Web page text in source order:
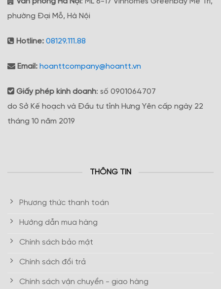
phường Đại Mỗ, Hà Nội
Hotline: 08129.111.88
Email: hoanttcompany@hoantt.vn
Giấy phép kinh doanh: số 0901064707
do Sở Kế hoạch và Đầu tư tỉnh Hưng Yên cấp ngày 22
tháng 10 năm 2019
THÔNG TIN
Phương thức thanh toán
Hướng dẫn mua hàng
Chính sách bảo mật
Chính sách đổi trả
Chính sách vận chuyển - giao hàng